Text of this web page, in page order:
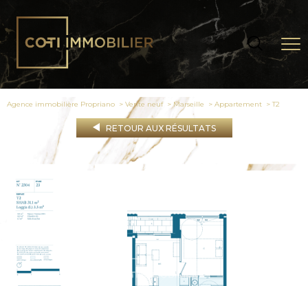
Agence immobilière Propriano Vente neuf Marseille Appartement t2
RETOUR AUX RÉSULTATS